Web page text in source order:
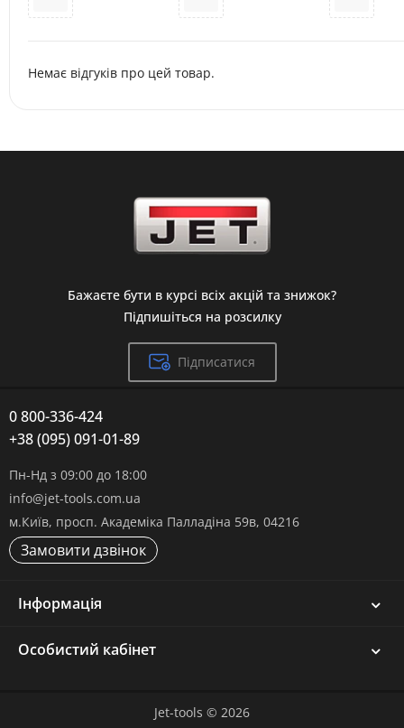
Немає відгуків про цей товар.
Бажаєте бути в курсі всіх акцій та знижок?
Підпишіться на розсилку
Підписатися
0 800-336-424
+38 (095) 091-01-89
Пн-Нд з 09:00 до 18:00
info@jet-tools.com.ua
м.Київ, просп. Академіка Палладіна 59в, 04216
Замовити дзвінок
Інформація
Особистий кабінет
Jet-tools © 2026